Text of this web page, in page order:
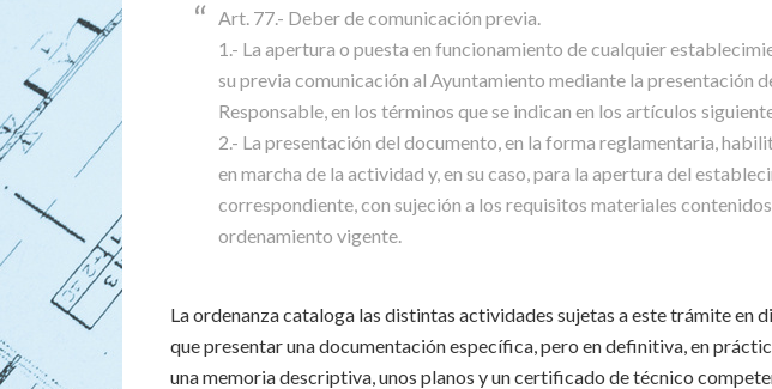
Art. 77.- Deber de comunicación previa.
1.- La apertura o puesta en funcionamiento de cualquier
su previa comunicación al Ayuntamiento mediante la presentación
Responsable, en los términos que se indican en los artículos
2.- La presentación del documento, en la forma reglamentaria,
en marcha de la actividad y, en su caso, para la apertura del
correspondiente, con sujeción a los requisitos materiales contenidos
ordenamiento vigente.
La ordenanza cataloga las distintas actividades sujetas a este trámite en
que presentar una documentación específica, pero en definitiva, en
una memoria descriptiva, unos planos y un certificado de técnico